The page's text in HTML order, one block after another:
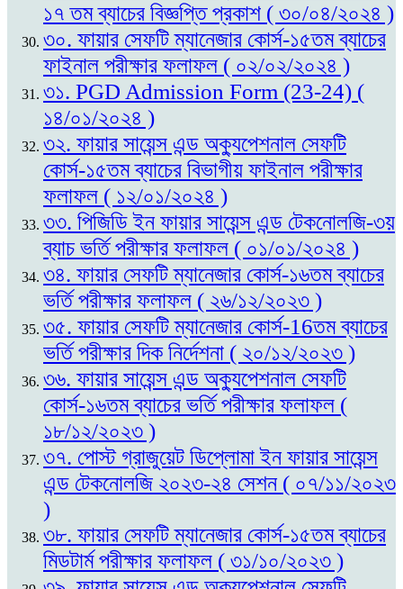
১৭ তম ব্যাচের বিজ্ঞপ্তি প্রকাশ ( ৩০/০৪/২০২৪ )
৩০. ফায়ার সেফটি ম্যানেজার কোর্স-১৫তম ব্যাচের
ফাইনাল পরীক্ষার ফলাফল ( ০২/০২/২০২৪ )
৩১. PGD Admission Form (23-24) (
১৪/০১/২০২৪ )
৩২. ফায়ার সায়েন্স এন্ড অক্যুপেশনাল সেফটি
কোর্স-১৫তম ব্যাচের বিভাগীয় ফাইনাল পরীক্ষার
ফলাফল ( ১২/০১/২০২৪ )
৩৩. পিজিডি ইন ফায়ার সায়েন্স এন্ড টেকনোলজি-৩য়
ব্যাচ ভর্তি পরীক্ষার ফলাফল ( ০১/০১/২০২৪ )
৩৪. ফায়ার সেফটি ম্যানেজার কোর্স-১৬তম ব্যাচের
ভর্তি পরীক্ষার ফলাফল ( ২৬/১২/২০২৩ )
৩৫. ফায়ার সেফটি ম্যানেজার কোর্স-16তম ব্যাচের
ভর্তি পরীক্ষার দিক নির্দেশনা ( ২০/১২/২০২৩ )
৩৬. ফায়ার সায়েন্স এন্ড অক্যুপেশনাল সেফটি
কোর্স-১৬তম ব্যাচের ভর্তি পরীক্ষার ফলাফল (
১৮/১২/২০২৩ )
৩৭. পোস্ট গ্রাজুয়েট ডিপ্লোমা ইন ফায়ার সায়েন্স
এন্ড টেকনোলজি ২০২৩-২৪ সেশন ( ০৭/১১/২০২৩
)
৩৮. ফায়ার সেফটি ম্যানেজার কোর্স-১৫তম ব্যাচের
মিডটার্ম পরীক্ষার ফলাফল ( ৩১/১০/২০২৩ )